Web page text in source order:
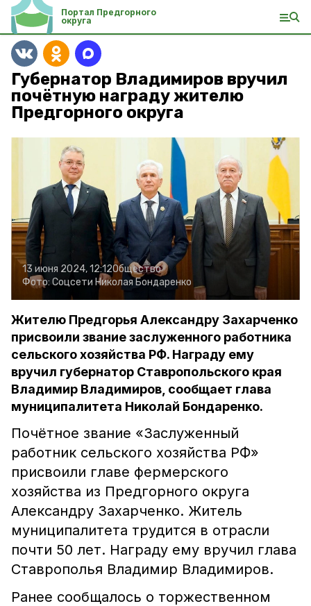
Портал Предгорного
округа
Губернатор Владимиров вручил
почётную награду жителю
Предгорного округа
13 июня 2024, 12:12Общество
Фото:Соцсети Николая Бондаренко
Жителю Предгорья Александру Захарченко
присвоили звание заслуженного работника
сельского хозяйства РФ. Награду ему
вручил губернатор Ставропольского края
Владимир Владимиров, сообщает глава
муниципалитета Николай Бондаренко.
Почётное звание «Заслуженный
работник сельского хозяйства РФ»
присвоили главе фермерского
хозяйства из Предгорного округа
Александру Захарченко. Житель
муниципалитета трудится в отрасли
почти 50 лет. Награду ему вручил глава
Ставрополья Владимир Владимиров.
Ранее сообщалось о торжественном